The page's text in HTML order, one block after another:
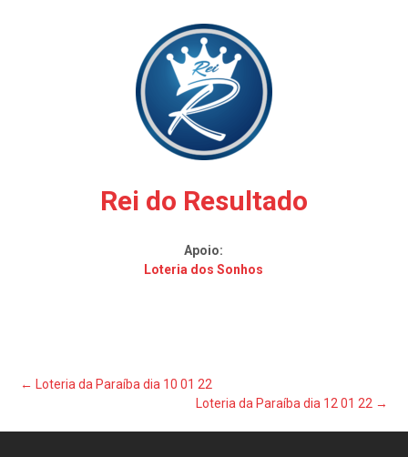
Rei do Resultado
Apoio:
Loteria dos Sonhos
Post
←
Loteria da Paraíba dia 10 01 22
Loteria da Paraíba dia 12 01 22 →